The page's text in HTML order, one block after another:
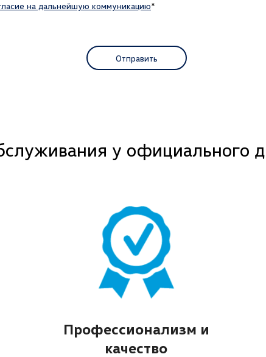
на дальнейшую коммуникацию
Отправить
у официального
Профессионализм и
качество